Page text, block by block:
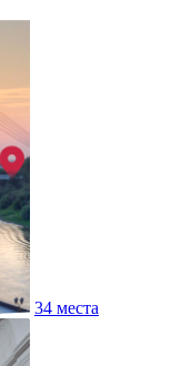
34 места